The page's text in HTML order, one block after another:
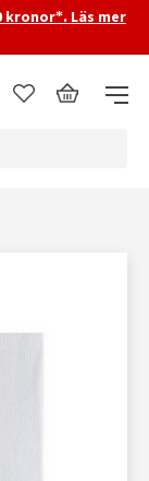
kronor*. Läs mer